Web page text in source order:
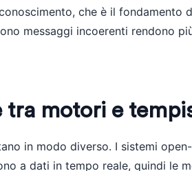
che è il fondamento
messaggi incoerenti rendono
tra motori e
in modo diverso. I sistemi
a dati in tempo reale, quindi le